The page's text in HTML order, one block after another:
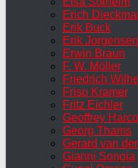
Erich
Erik Buck
Erik Jorgensen
Erwin Braun
F. W. Möller
Friedrich
Friso Kramer
Fritz Eichler
Geoffrey
Georg Thams
Gerard van
Gianni Songia